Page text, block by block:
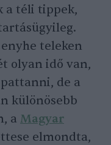
a téli tippek,
teleken
olyan idő van,
de a
különösebb
a Magyar
elmondta,